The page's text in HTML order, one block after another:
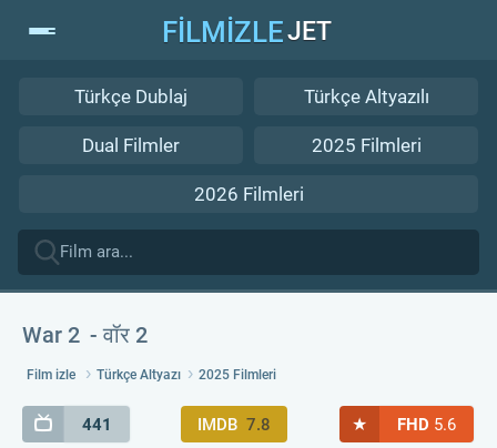
FİLMİZLEJET
Türkçe Dublaj Türkçe Altyazılı
Dual Filmler 2025 Filmleri
2026 Filmleri
War 2 वॉर 2
Film izle Türkçe Altyazı 2025 Filmleri
441 IMDB 7.8 ★ FHD 5.6